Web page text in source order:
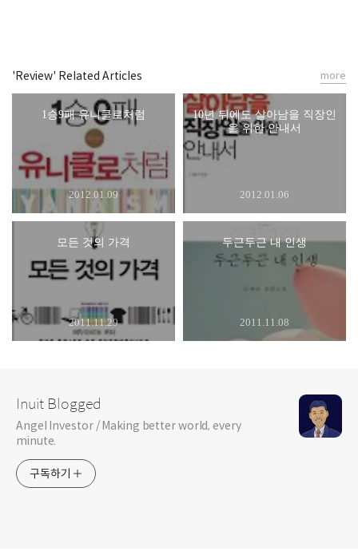
'Review' Related Articles
1승9패 유니클로처럼
2012.01.09
10년 뒤에도 살아남을 직장인
을 위한 안내서
2012.01.06
모든 것의 가격
2011.11.29
두근두근 내 인생
2011.11.08
more
Inuit Blogged
Angel Investor / Making better world, every
minute.
구독하기